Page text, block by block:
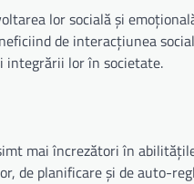
lor socială și
de interacțiunea
integrării lor în societate.
mai încrezători în
de planificare și de auto-